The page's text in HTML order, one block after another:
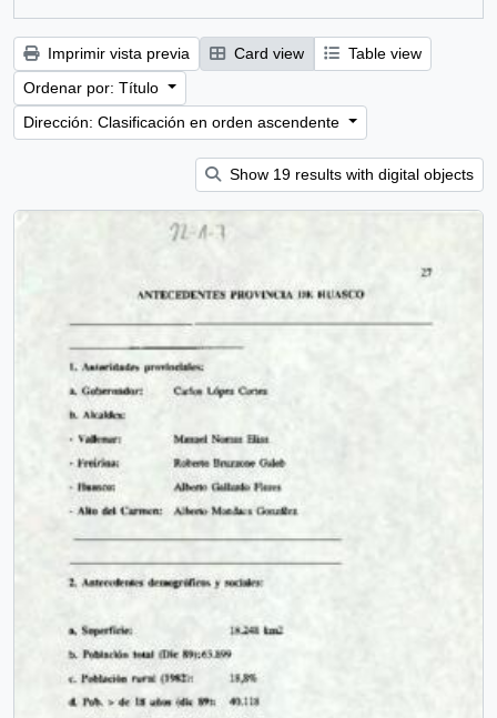
Imprimir vista previa Card view
Table view
Ordenar por: Título
Dirección: Clasificación en orden ascendente
Show 19 results with digital objects